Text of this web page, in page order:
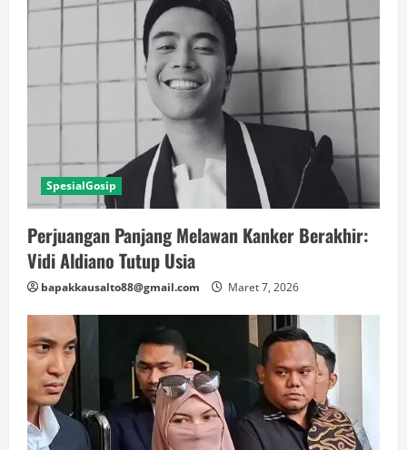
SpesialGosip
Perjuangan Panjang Melawan Kanker Berakhir:
Vidi Aldiano Tutup Usia
bapakkausalto88@gmail.com Maret 7, 2026